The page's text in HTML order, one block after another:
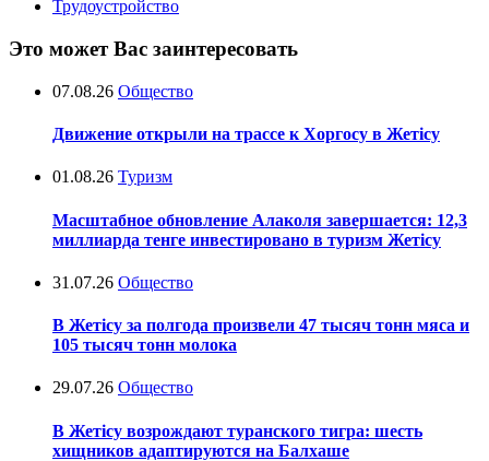
Трудоустройство
Это может Вас заинтересовать
07.08.26 Общество
Движение открыли на трассе к Хоргосу в Жетісу
01.08.26 Туризм
Масштабное обновление Алаколя завершается: 12,3
миллиарда тенге инвестировано в туризм Жетісу
31.07.26 Общество
В Жетісу за полгода произвели 47 тысяч тонн мяса и
105 тысяч тонн молока
29.07.26 Общество
В Жетісу возрождают туранского тигра: шесть
хищников адаптируются на Балхаше